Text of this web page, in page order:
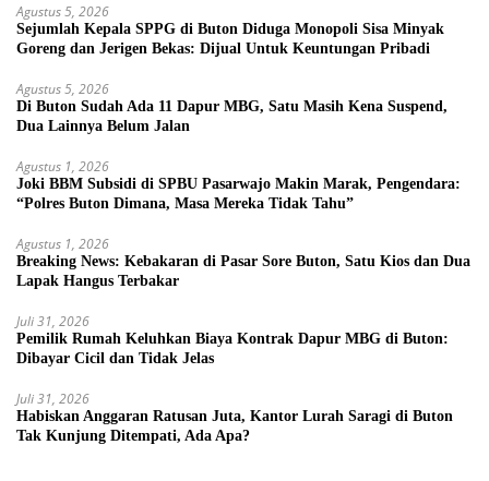
Agustus 5, 2026
Sejumlah Kepala SPPG di Buton Diduga Monopoli Sisa Minyak
Goreng dan Jerigen Bekas: Dijual Untuk Keuntungan Pribadi
Agustus 5, 2026
Di Buton Sudah Ada 11 Dapur MBG, Satu Masih Kena Suspend,
Dua Lainnya Belum Jalan
Agustus 1, 2026
Joki BBM Subsidi di SPBU Pasarwajo Makin Marak, Pengendara:
“Polres Buton Dimana, Masa Mereka Tidak Tahu”
Agustus 1, 2026
Breaking News: Kebakaran di Pasar Sore Buton, Satu Kios dan Dua
Lapak Hangus Terbakar
Juli 31, 2026
Pemilik Rumah Keluhkan Biaya Kontrak Dapur MBG di Buton:
Dibayar Cicil dan Tidak Jelas
Juli 31, 2026
Habiskan Anggaran Ratusan Juta, Kantor Lurah Saragi di Buton
Tak Kunjung Ditempati, Ada Apa?